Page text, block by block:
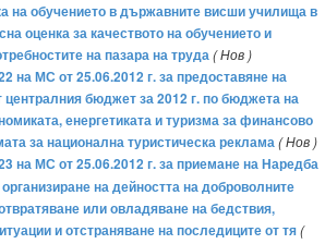
на обучението в държавните висши училища в
оценка за качеството на обучението и
на пазара на труда( Нов )
на МС от 25.06.2012 г. за предоставяне на
бюджет за 2012 г. по бюджета на
енергетиката и туризма за финансово
за национална туристическа реклама( Нов )
на МС от 25.06.2012 г. за приемане на Наредба
на дейността на доброволните
или овладяване на бедствия,
и отстраняване на последиците от тя(